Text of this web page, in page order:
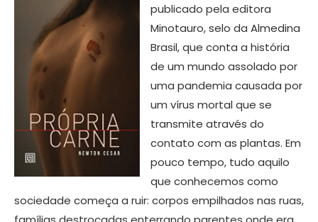
publicado pela editora
Minotauro, selo da Almedina
Brasil, que conta a história
de um mundo assolado por
uma pandemia causada por
um vírus mortal que se
transmite através do
contato com as plantas. Em
pouco tempo, tudo aquilo
que conhecemos como
sociedade começa a ruir: corpos empilhados nas ruas,